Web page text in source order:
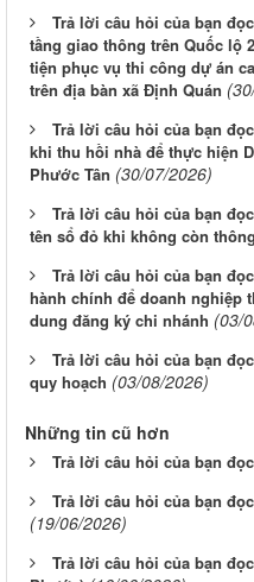
Trả lời câu hỏi của bạn
tầng giao thông trên Quốc lộ
tiện phục vụ thi công dự án
trên địa bàn xã Định Quán
Trả lời câu hỏi của bạn
khi thu hồi nhà để thực hiện
Phước Tân (30/07/2026)
Trả lời câu hỏi của bạn
tên sổ đỏ khi không còn
Trả lời câu hỏi của bạn
hành chính để doanh nghiệp
dung đăng ký chi nhánh (03/
Trả lời câu hỏi của bạn
quy hoạch (03/08/2026)
Những tin cũ hơn
Trả lời câu hỏi của bạn
Trả lời câu hỏi của bạn
(19/06/2026)
Trả lời câu hỏi của bạn